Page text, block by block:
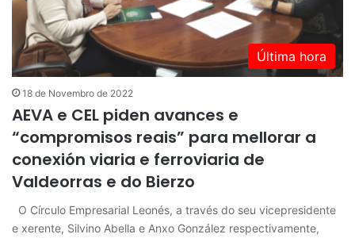
Última hora
18 de Novembro de 2022
AEVA e CEL piden avances e
“compromisos reais” para mellorar a
conexión viaria e ferroviaria de
Valdeorras e do Bierzo
O Círculo Empresarial Leonés, a través do seu vicepresidente
e xerente, Silvino Abella e Anxo González respectivamente,